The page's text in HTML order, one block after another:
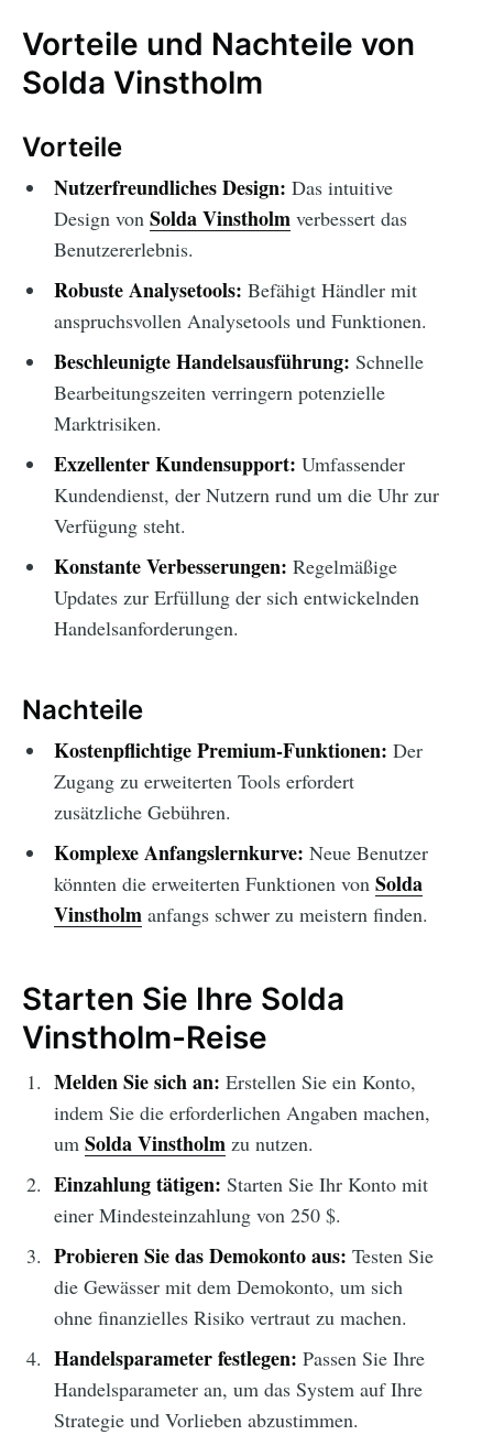
Vorteile und Nachteile von
Solda Vinstholm
Vorteile
Nutzerfreundliches Design: Das intuitive
Design von Solda Vinstholmverbessert das
Benutzererlebnis.
Robuste Analysetools: Befähigt Händler mit
anspruchsvollen Analysetools und Funktionen.
Beschleunigte Handelsausführung: Schnelle
Bearbeitungszeiten verringern potenzielle
Marktrisiken.
Exzellenter Kundensupport: Umfassender
Kundendienst, der Nutzern rund um die Uhr zur
Verfügung steht.
Konstante Verbesserungen: Regelmäßige
Updates zur Erfüllung der sich entwickelnden
Handelsanforderungen.
Nachteile
Kostenpflichtige Premium-Funktionen: Der
Zugang zu erweiterten Tools erfordert
zusätzliche Gebühren.
Komplexe Anfangslernkurve: Neue Benutzer
könnten die erweiterten Funktionen von Solda
Vinstholm anfangs schwer zu meistern finden.
Starten Sie Ihre Solda
Vinstholm-Reise
Melden Sie sich an: Erstellen Sie ein Konto,
indem Sie die erforderlichen Angaben machen,
um Solda Vinstholmzu nutzen.
Einzahlung tätigen: Starten Sie Ihr Konto mit
einer Mindesteinzahlung von 250 $.
Probieren Sie das Demokonto aus: Testen Sie
die Gewässer mit dem Demokonto, um sich
ohne finanzielles Risiko vertraut zu machen.
Handelsparameter festlegen: Passen Sie Ihre
Handelsparameter an, um das System auf Ihre
Strategie und Vorlieben abzustimmen.